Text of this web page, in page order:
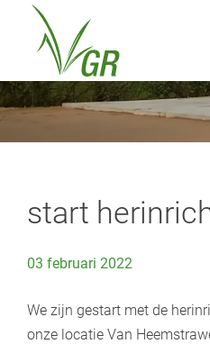
start
03 februari 2022
We zijn gestart met de
onze locatie Van